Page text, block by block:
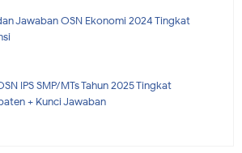
Jawaban OSN Ekonomi 2024 Tingkat
IPS SMP/MTs Tahun 2025 Tingkat
+ Kunci Jawaban